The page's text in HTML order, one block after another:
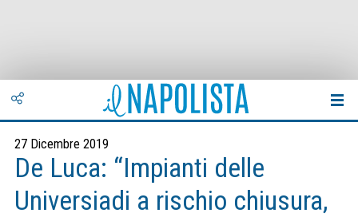
27 Dicembre 2019
De Luca: “Impianti delle
Universiadi a rischio chiusura,